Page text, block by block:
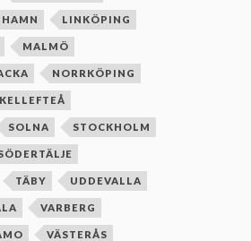
n
LINKÖPING
MALMÖ
NORRKÖPING
SOLNA STOCKHOLM
TÄBY UDDEVALLA
VARBERG
VÄSTERÅS